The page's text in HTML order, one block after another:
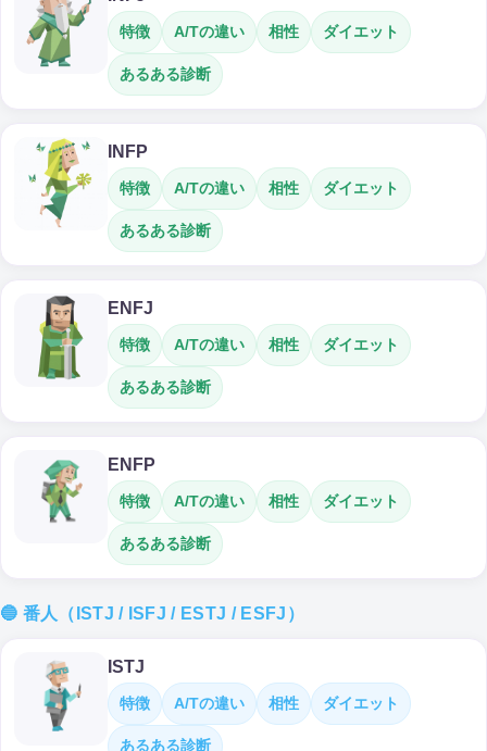
特徴 A/Tの違い 相性 ダイエット
あるある診断
INFP
特徴 A/Tの違い 相性 ダイエット
あるある診断
ENFJ
特徴 A/Tの違い 相性 ダイエット
あるある診断
ENFP
特徴 A/Tの違い 相性 ダイエット
あるある診断
🔵 番人（ISTJ / ISFJ / ESTJ / ESFJ）
ISTJ
特徴 A/Tの違い 相性 ダイエット
あるある診断